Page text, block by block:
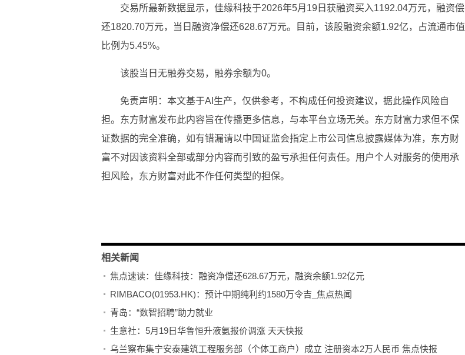
交易所最新数据显示，佳缘科技于2026年5月19日获融资买入1192.04万元，融资偿
还1820.70万元，当日融资净偿还628.67万元。目前，该股融资余额1.92亿，占流通市值
比例为5.45%。
该股当日无融券交易，融券余额为0。
免责声明：本文基于AI生产，仅供参考，不构成任何投资建议，据此操作风险自
担。东方财富发布此内容旨在传播更多信息，与本平台立场无关。东方财富力求但不保
证数据的完全准确，如有错漏请以中国证监会指定上市公司信息披露媒体为准，东方财
富不对因该资料全部或部分内容而引致的盈亏承担任何责任。用户个人对服务的使用承
担风险，东方财富对此不作任何类型的担保。
相关新闻
焦点速读：佳缘科技：融资净偿还628.67万元，融资余额1.92亿元
RIMBACO(01953.HK)：预计中期纯利约1580万令吉_焦点热闻
青岛：“数智招聘”助力就业
生意社：5月19日华鲁恒升液氨报价调涨 天天快报
乌兰察布集宁安泰建筑工程服务部（个体工商户）成立 注册资本2万人民币 焦点快报